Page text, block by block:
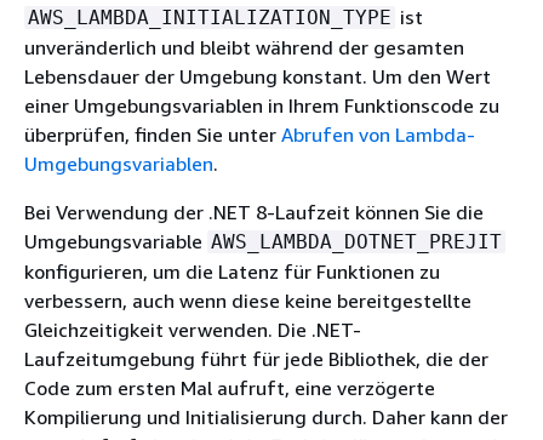
AWS_LAMBDA_INITIALIZATION_TYPE ist
unveränderlich und bleibt während der gesamten
Lebensdauer der Umgebung konstant. Um den Wert
einer Umgebungsvariablen in Ihrem Funktionscode zu
überprüfen, finden Sie unter Abrufen von Lambda-
Umgebungsvariablen.
Bei Verwendung der .NET 8-Laufzeit können Sie die
Umgebungsvariable AWS_LAMBDA_DOTNET_PREJIT
konfigurieren, um die Latenz für Funktionen zu
verbessern, auch wenn diese keine bereitgestellte
Gleichzeitigkeit verwenden. Die .NET-
Laufzeitumgebung führt für jede Bibliothek, die der
Code zum ersten Mal aufruft, eine verzögerte
Kompilierung und Initialisierung durch. Daher kann der